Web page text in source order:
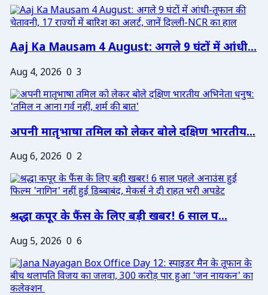
Aaj Ka Mausam 4 August: अगले 9 घंटों में आंधी...
Aug 4, 2026 0 3
अपनी मातृभाषा तमिल को लेकर बोले दक्षिण भारतीय...
Aug 6, 2026 0 2
श्रद्धा कपूर के फैंस के लिए बड़ी खबर! 6 साल प...
Aug 5, 2026 0 6